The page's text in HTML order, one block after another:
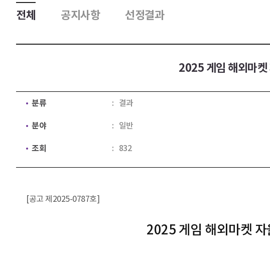
전체 공지사항 선정결과
2025 게임 해외마켓
분류 결과
분야 일반
조회 832
[공고 제2025-0787호]
2025 게임 해외마켓